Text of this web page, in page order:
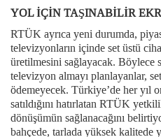
YOL İÇİN TAŞINABİLİR
RTÜK ayrıca yeni durumda,
televizyonların içinde set üstü
üretilmesini sağlayacak. Böylece
televizyon almayı planlayanlar,
ödemeyecek. Türkiye’de her yıl
satıldığını hatırlatan RTÜK
dönüşümün sağlanacağını
bahçede, tarlada yüksek kalitede